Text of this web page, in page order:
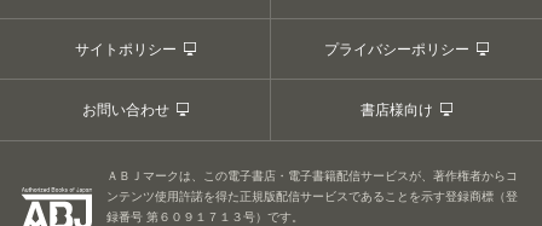
サイトポリシー プライバシーポリシー
お問い合わせ 書店様向け
ＡＢＪマークは、この電子書店・電子書籍配信サービスが、著作権者からコ
ンテンツ使用許諾を得た正規版配信サービスであることを示す登録商標（登
録番号 第６０９１７１３号）です。